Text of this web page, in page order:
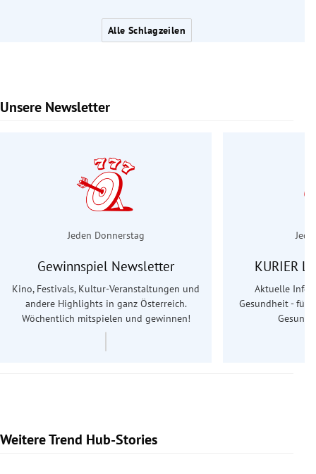
Alle Schlagzeilen
Unsere Newsletter
Slide 1 von 6
Jeden Donnerstag
Gewinnspiel Newsletter
Kino, Festivals, Kultur-Veranstaltungen und
andere Highlights in ganz Österreich.
Wöchentlich mitspielen und gewinnen!
KURIER
Aktuelle
Gesundheit - für
Weitere Trend Hub-Stories